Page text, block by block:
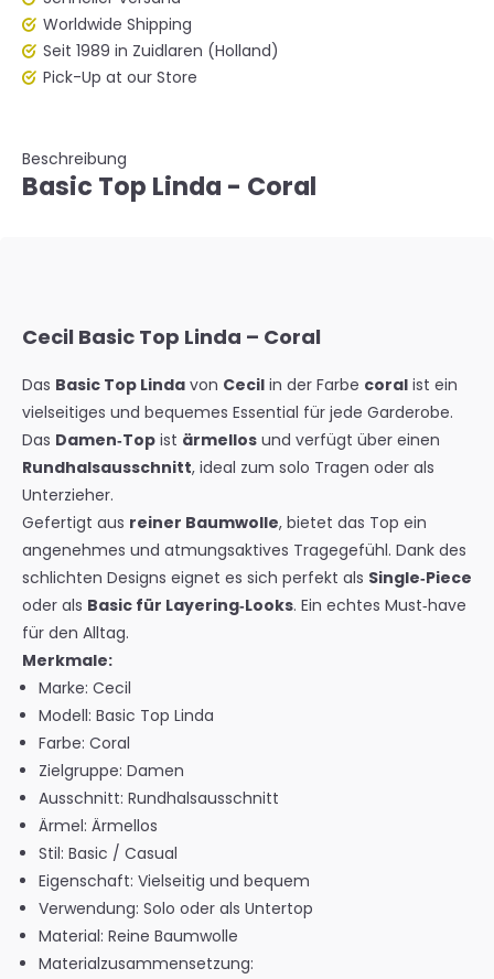
Worldwide Shipping
Seit 1989 in Zuidlaren (Holland)
Pick-Up at our Store
Beschreibung
Basic Top Linda - Coral
Cecil Basic Top Linda – Coral
Das Basic Top Linda von Cecil in der Farbe coral ist ein
vielseitiges und bequemes Essential für jede Garderobe.
Das Damen‑Top ist ärmellos und verfügt über einen
Rundhalsausschnitt, ideal zum solo Tragen oder als
Unterzieher.
Gefertigt aus reiner Baumwolle, bietet das Top ein
angenehmes und atmungsaktives Tragegefühl. Dank des
schlichten Designs eignet es sich perfekt als Single‑Piece
oder als Basic für Layering‑Looks. Ein echtes Must‑have
für den Alltag.
Merkmale:
Marke: Cecil
Modell: Basic Top Linda
Farbe: Coral
Zielgruppe: Damen
Ausschnitt: Rundhalsausschnitt
Ärmel: Ärmellos
Stil: Basic / Casual
Eigenschaft: Vielseitig und bequem
Verwendung: Solo oder als Untertop
Material: Reine Baumwolle
Materialzusammensetzung: